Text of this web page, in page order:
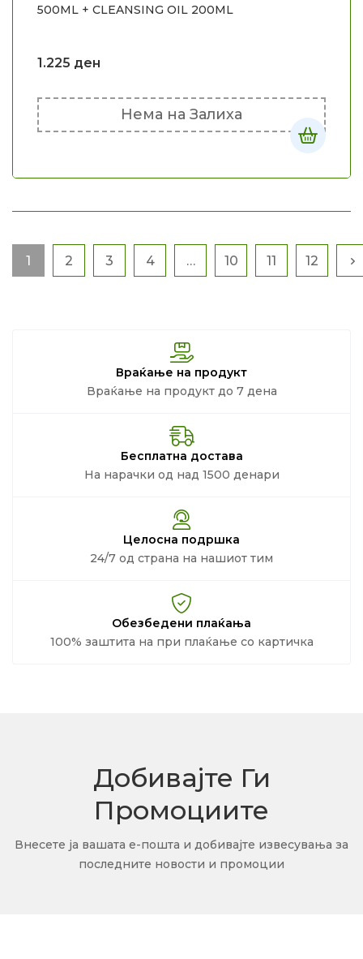
500ML + CLEANSING OIL 200ML
1.225 ден
Нема на Залиха
1 2 3 4 … 10 11 12
Враќање на продукт
Враќање на продукт до 7 дена
Бесплатна достава
На нарачки од над 1500 денари
Целосна подршка
24/7 од страна на нашиот тим
Обезбедени плаќања
100% заштита на при плаќање со картичка
Добивајте Ги
Промоциите
Внесете ја вашата е-пошта и добивајте извесувања за
последните новости и промоции